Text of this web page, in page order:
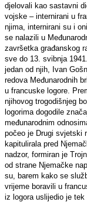
djelovali kao sastavni
vojske – internirani u
njima, internirani su i
se nalazili u
završetka građanskog
sve do 13. svibnja
jedan od njih, Ivan
redova Međunarodnih
u francuske logore.
njihovog trogodišnjeg
logorima dogodile
međunarodnim
počeo je Drugi svjetski
kapitulirala pred
nadzor, formiran je
od strane Njemačke
su, barem kako se
vrijeme boravili u
iz logora uslijedio je